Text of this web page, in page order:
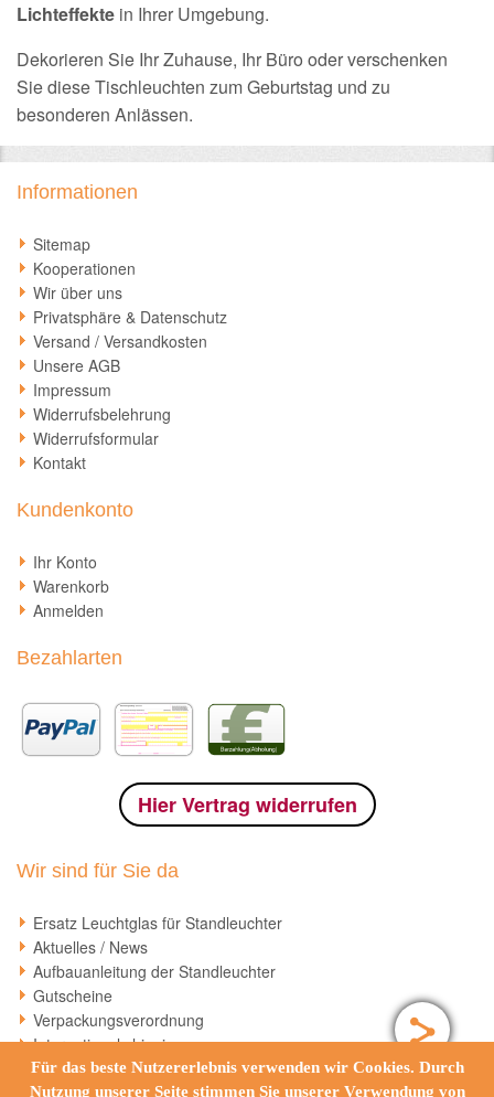
Für das beste Nutzererlebnis verwenden wir Cookies. Durch
Nutzung unserer Seite stimmen Sie unserer Verwendung von
Lichteffekte in Ihrer Umgebung.
Dekorieren Sie Ihr Zuhause, Ihr Büro oder verschenken
Sie diese Tischleuchten zum Geburtstag und zu
besonderen Anlässen.
Informationen
Sitemap
Kooperationen
Wir über uns
Privatsphäre & Datenschutz
Versand / Versandkosten
Unsere AGB
Impressum
Widerrufsbelehrung
Widerrufsformular
Kontakt
Kundenkonto
Ihr Konto
Warenkorb
Anmelden
Bezahlarten
Hier Vertrag widerrufen
Wir sind für Sie da
Ersatz Leuchtglas für Standleuchter
Aktuelles / News
Aufbauanleitung der Standleuchter
Gutscheine
Verpackungsverordnung
International shipping